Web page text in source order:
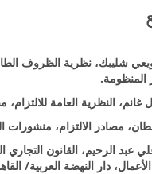
المنظومة.
دار النهضة العربية/ القاهرة،